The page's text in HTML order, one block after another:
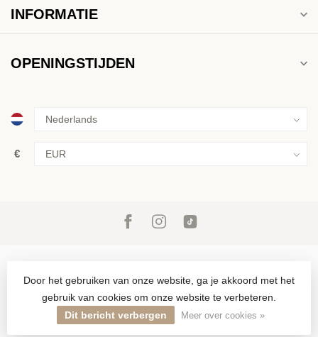
INFORMATIE
OPENINGSTIJDEN
€
© Copyright 2026 Inkoop & verkoop van goud, zilver en juwelen in
Den Haag sinds 1946
Door het gebruiken van onze website, ga je akkoord met het
gebruik van cookies om onze website te verbeteren.
Dit bericht verbergen
Meer over cookies »